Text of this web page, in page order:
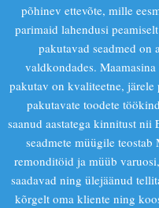
põhinev ettevõte, mille
parimaid lahendusi
pakutavad seadmed on
valdkondades.
pakutav on kvaliteetne,
pakutavate toodete
saanud aastatega kinnitust
seadmete müügile
remonditöid ja müüb
saadavad ning ülejäänud
kõrgelt oma kliente ning